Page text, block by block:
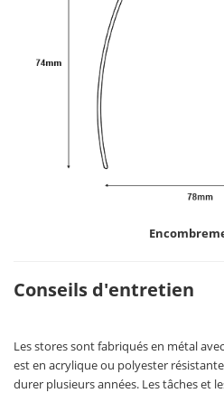
Conseils d'entretien
Les stores sont fabriqués en métal
est en acrylique ou polyester
durer plusieurs années. Les tâches et